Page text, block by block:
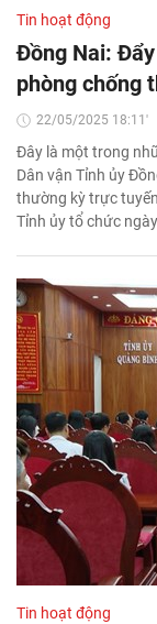
Tin hoạt động
Đồng Nai:
phòng chống
22/05/2025 18:11'
Đây là một trong
Dân vận Tỉnh ủy
thường kỳ trực
Tỉnh ủy tổ chức
Tin hoạt động